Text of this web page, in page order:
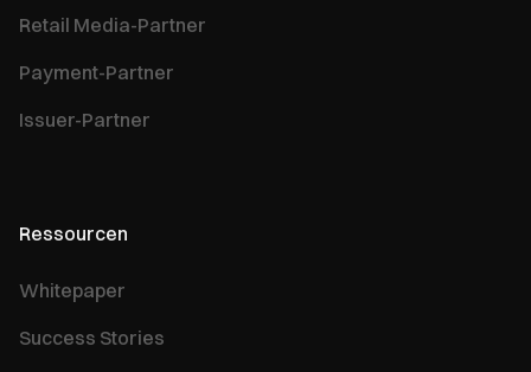
Retail Media-Partner
Payment-Partner
Issuer-Partner
Ressourcen
Whitepaper
Success Stories